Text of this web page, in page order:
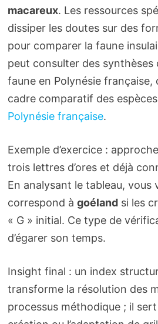
macareux. Les ressources
dissiper les doutes sur des
pour comparer la faune
peut consulter des synthèses
faune en Polynésie française,
cadre comparatif des
Polynésie française.
Exemple d’exercice :
trois lettres d’ores et déjà
En analysant le tableau, vous
correspond à goélandsi les
« G » initial. Ce type de
d’égarer son temps.
Insight final : un index
transforme la résolution des
processus méthodique ; il